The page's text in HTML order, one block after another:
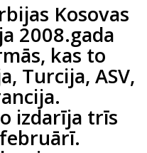
Kosovas
2008.gada
kas to
Turcija, ASV,
izdarīja trīs